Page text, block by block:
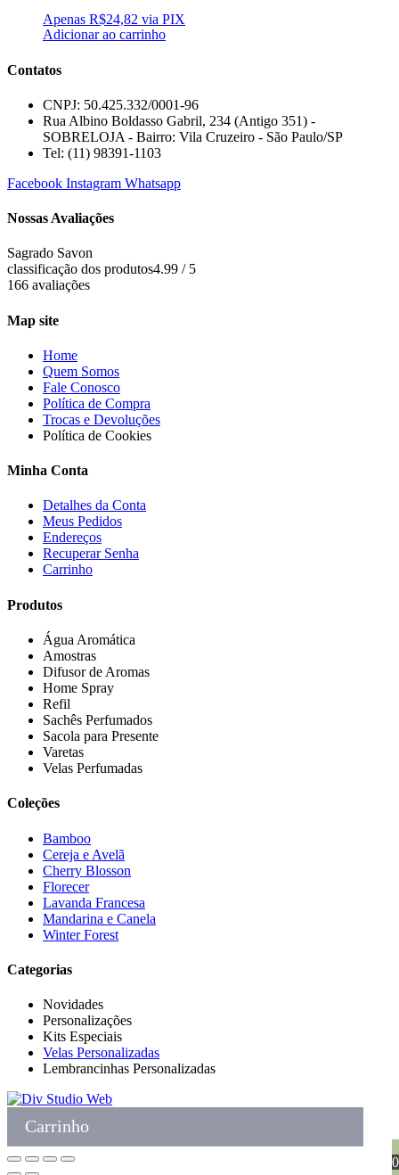
Apenas R$24,82 via PIX
Adicionar ao carrinho
Contatos
CNPJ: 50.425.332/0001-96
Rua Albino Boldasso Gabril, 234 (Antigo 351) -
SOBRELOJA - Bairro: Vila Cruzeiro - São Paulo/SP
​​​​​​​​​​​​​​​​​​​​Tel: (11) 98391-1103
Facebook Instagram Whatsapp
Nossas Avaliações
Sagrado Savon
classificação dos produtos4.99 / 5
166 avaliações
Map site
Home
Quem Somos
Fale Conosco
Política de Compra
Trocas e Devoluções
Política de Cookies
Minha Conta
Detalhes da Conta
Meus Pedidos
Endereços
Recuperar Senha
Carrinho
Produtos
Água Aromática
Amostras
Difusor de Aromas
Home Spray
Refil
Sachês Perfumados
Sacola para Presente
Varetas
Velas Perfumadas
Coleções
Bamboo
Cereja e Avelã
Cherry Blosson
Florecer
Lavanda Francesa
Mandarina e Canela
Winter Forest
Categorias
Novidades
Personalizações
Kits Especiais
Velas Personalizadas
Lembrancinhas Personalizadas
0
Carrinho